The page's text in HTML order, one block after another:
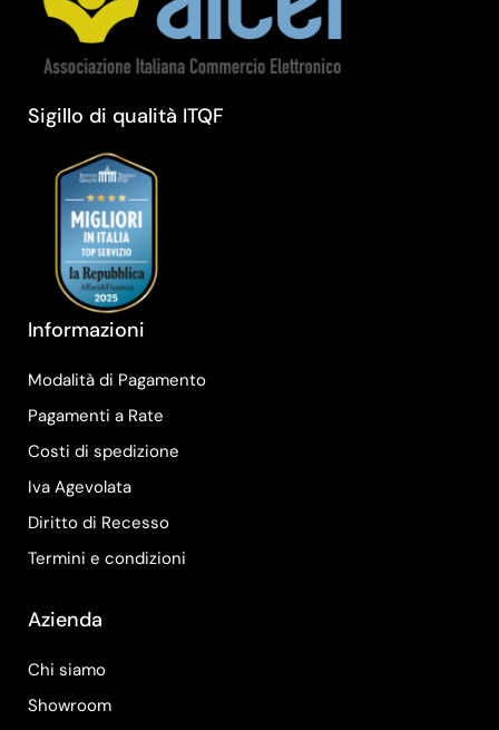
Sigillo di qualità ITQF
Informazioni
Modalità di Pagamento
Pagamenti a Rate
Costi di spedizione
Iva Agevolata
Diritto di Recesso
Termini e condizioni
Azienda
Chi siamo
Showroom